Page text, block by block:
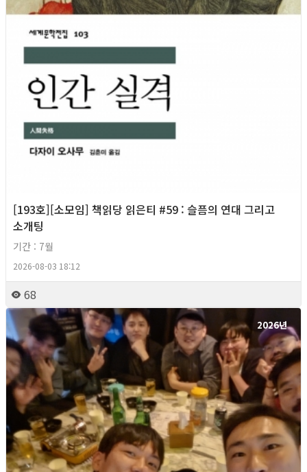
[193호][소모임] 책읽당 읽은티 #59 : 슬픔의 연대 그리고
소개팅
기간 : 7월
2026-08-03 18:12
68
2026년